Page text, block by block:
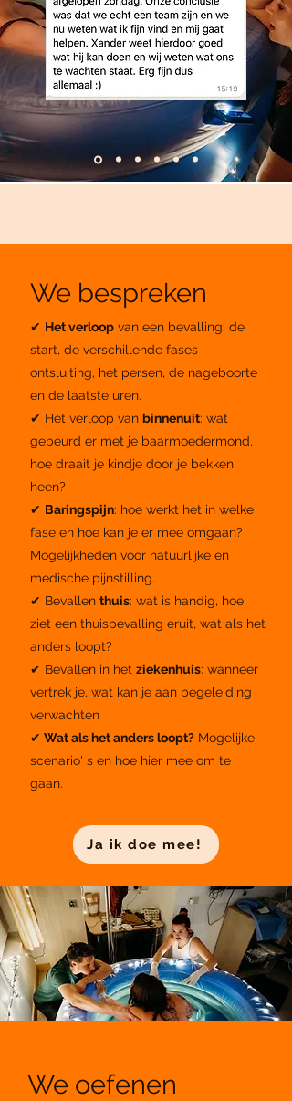
We bespreken
✔ Het verloop van een bevalling: de
start, de verschillende fases
ontsluiting, het persen, de nageboorte
en de laatste uren.
✔ Het verloop van binnenuit: wat
gebeurd er met je baarmoedermond,
hoe draait je kindje door je bekken
heen?
✔ Baringspijn: hoe werkt het in welke
fase en hoe kan je er mee omgaan?
Mogelijkheden voor natuurlijke en
medische pijnstilling.
✔ Bevallen thuis: wat is handig, hoe
ziet een thuisbevalling eruit, wat als het
anders loopt?
✔ Bevallen in het ziekenhuis: wanneer
vertrek je, wat kan je aan begeleiding
verwachten
✔ Wat als het anders loopt? Mogelijke
scenario' s en hoe hier mee om te
gaan.
Ja ik doe mee!
We oefenen